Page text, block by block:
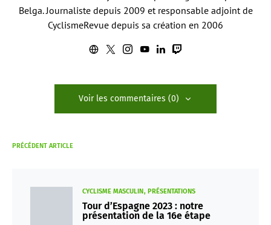
Belga. Journaliste depuis 2009 et responsable adjoint de
CyclismeRevue depuis sa création en 2006
Voir les commentaires (0)
PRÉCÉDENT ARTICLE
CYCLISME MASCULIN PRÉSENTATIONS
Tour d’Espagne 2023 : notre
présentation de la 16e étape